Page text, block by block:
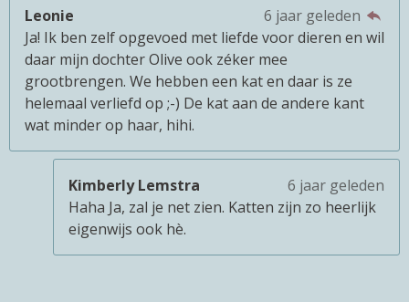
Leonie
6 jaar geleden
Ja! Ik ben zelf opgevoed met liefde voor dieren en wil
daar mijn dochter Olive ook zéker mee
grootbrengen. We hebben een kat en daar is ze
helemaal verliefd op ;-) De kat aan de andere kant
wat minder op haar, hihi.
Kimberly Lemstra
6 jaar geleden
Haha Ja, zal je net zien. Katten zijn zo heerlijk
eigenwijs ook hè.